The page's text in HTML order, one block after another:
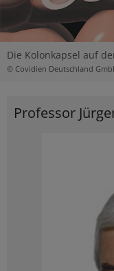
Die Kolonkapsel auf
© Covidien Deutschland
Professor